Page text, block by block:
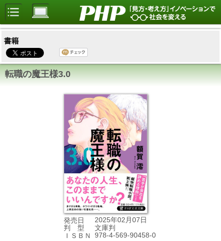
書籍
転職の魔王様3.0
発売日
2025年02月07日
判 型
文庫判
ＩＳＢＮ
978-4-569-90458-0